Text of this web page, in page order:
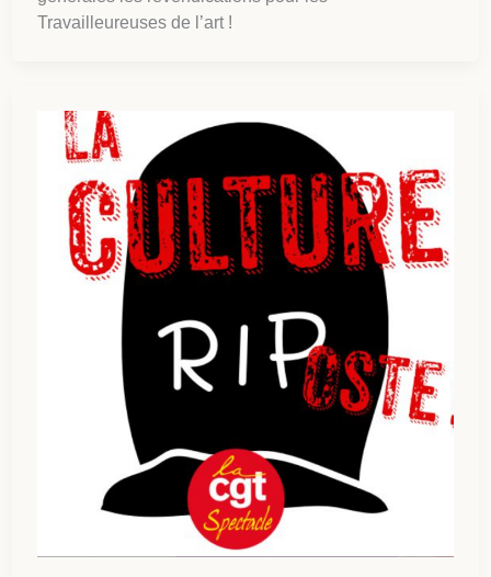
Travailleureuses de l’art !